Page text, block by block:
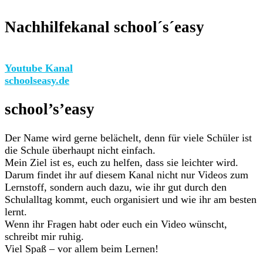
Nachhilfekanal school´s´easy
Youtube Kanal
schoolseasy.de
school’s’easy
Der Name wird gerne belächelt, denn für viele Schüler ist
die Schule überhaupt nicht einfach.
Mein Ziel ist es, euch zu helfen, dass sie leichter wird.
Darum findet ihr auf diesem Kanal nicht nur Videos zum
Lernstoff, sondern auch dazu, wie ihr gut durch den
Schulalltag kommt, euch organisiert und wie ihr am besten
lernt.
Wenn ihr Fragen habt oder euch ein Video wünscht,
schreibt mir ruhig.
Viel Spaß – vor allem beim Lernen!